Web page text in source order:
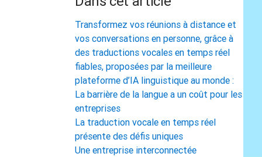
Transformez vos réunions à distance et
vos conversations en personne, grâce à
des traductions vocales en temps réel
fiables, proposées par la meilleure
plateforme d’IA linguistique au monde :
La barrière de la langue a un coût pour les
entreprises
La traduction vocale en temps réel
présente des défis uniques
Une entreprise interconnectée